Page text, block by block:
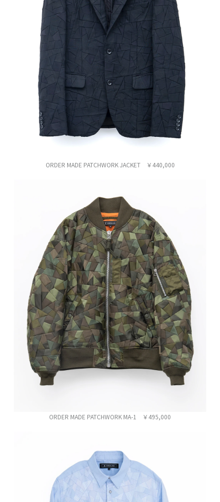
ORDER MADE PATCHWORK JACKET ￥440,000
ORDER MADE PATCHWORK MA-1 ￥495,000